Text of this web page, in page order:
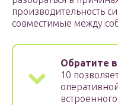
производительность
совместимые между
Обратите
10